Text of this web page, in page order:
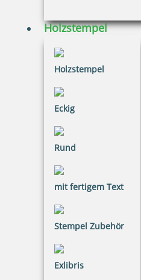
Holzstempel
Holzstempel
Eckig
Rund
mit fertigem Text
Stempel Zubehör
Exlibris